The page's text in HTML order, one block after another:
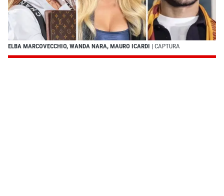
ELBA MARCOVECCHIO, WANDA NARA, MAURO ICARDI | CAPTURA